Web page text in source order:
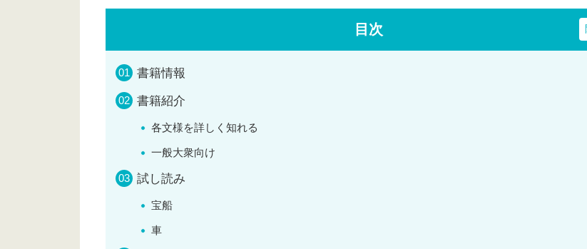
目次
書籍情報
書籍紹介
各文様を詳しく知れる
一般大衆向け
試し読み
宝船
車